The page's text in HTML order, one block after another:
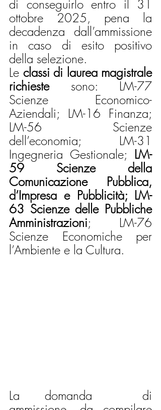
di conseguirlo entro il 31
ottobre 2025, pena la
decadenza dall’ammissione
in caso di esito positivo
della selezione.
Le classi di laurea magistrale
richieste sono: LM-77
Scienze Economico-
Aziendali; LM-16 Finanza;
LM-56 Scienze
dell’economia; LM-31
Ingegneria Gestionale; LM-
59 Scienze della
Comunicazione Pubblica,
d’Impresa e Pubblicità; LM-
63 Scienze delle Pubbliche
Amministrazioni; LM-76
Scienze Economiche per
l’Ambiente e la Cultura.
La domanda  di